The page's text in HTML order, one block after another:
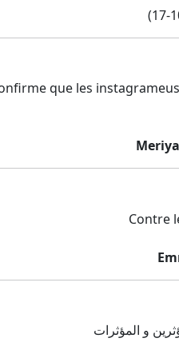
que les
Contre
و المؤثرات